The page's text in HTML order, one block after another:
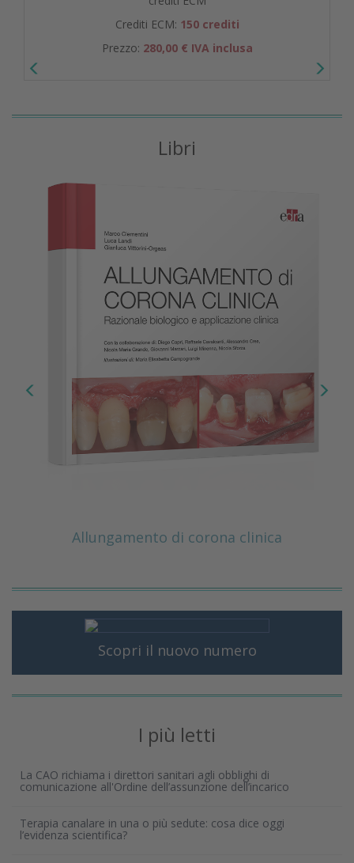
Crediti ECM: 150 crediti
Prezzo: 280,00 € IVA inclusa
Libri
Allungamento di corona clinica
Scopri il nuovo numero
I più letti
La CAO richiama i direttori sanitari agli obblighi di
comunicazione all'Ordine dell’assunzione dell’incarico
Terapia canalare in una o più sedute: cosa dice oggi
l’evidenza scientifica?